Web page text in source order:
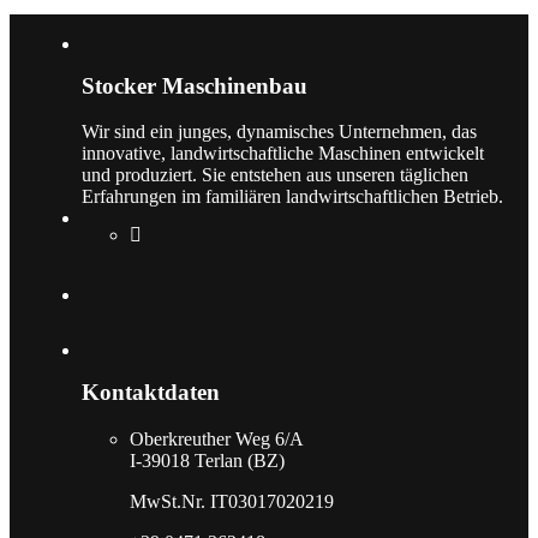
Stocker Maschinenbau
Wir sind ein junges, dynamisches Unternehmen, das
innovative, landwirtschaftliche Maschinen entwickelt
und produziert. Sie entstehen aus unseren täglichen
Erfahrungen im familiären landwirtschaftlichen Betrieb.
Kontaktdaten
Oberkreuther Weg 6/A
I-39018 Terlan (BZ)
MwSt.Nr. IT03017020219